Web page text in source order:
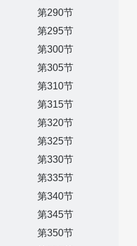
第290节
第295节
第300节
第305节
第310节
第315节
第320节
第325节
第330节
第335节
第340节
第345节
第350节